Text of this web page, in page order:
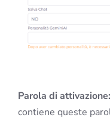
Parola di attivazione:
contiene queste